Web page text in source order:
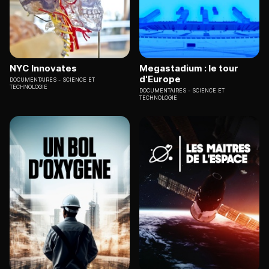
NYC Innovates
DOCUMENTAIRES
SCIENCE ET
TECHNOLOGIE
Megastadium : le tour
d'Europe
DOCUMENTAIRES
SCIENCE ET
TECHNOLOGIE